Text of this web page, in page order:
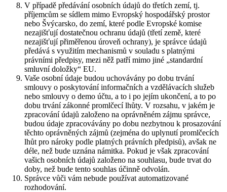
V případě předávání osobních údajů do třetích zemí, tj.
příjemcům se sídlem mimo Evropský hospodářský prostor
nebo Švýcarsko, do zemí, které podle Evropské komise
nezajišťují dostatečnou ochranu údajů (třetí země, které
nezajišťují přiměřenou úroveň ochrany), je správce údajů
předává s využitím mechanismů v souladu s platnými
právními předpisy, mezi něž patří mimo jiné „standardní
smluvní doložky“ EU.
Vaše osobní údaje budou uchovávány po dobu trvání
smlouvy o poskytování informačních a vzdělávacích služeb
nebo smlouvy o demo účtu, a to i po jejím ukončení, a to po
dobu trvání zákonné promlčecí lhůty. V rozsahu, v jakém je
zpracování údajů založeno na oprávněném zájmu správce,
budou údaje zpracovávány po dobu nezbytnou k prosazování
těchto oprávněných zájmů (zejména do uplynutí promlčecích
lhůt pro nároky podle platných právních předpisů), avšak ne
déle, než bude uznána námitka. Pokud je však zpracování
vašich osobních údajů založeno na souhlasu, bude trvat do
doby, než bude tento souhlas účinně odvolán.
Správce vůči vám nebude používat automatizované
rozhodování.